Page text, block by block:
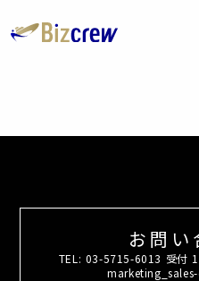
お問い
TEL: 03-5715-6013 受付